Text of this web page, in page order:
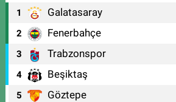
1 Galatasaray
2 Fenerbahçe
3 Trabzonspor
4 Beşiktaş
5 Göztepe